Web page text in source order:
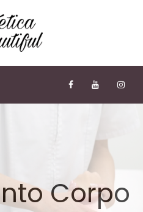
Corpo